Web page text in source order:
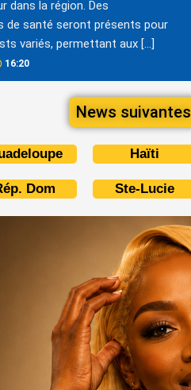
dans la région. Des
de santé seront présents pour
variés, permettant aux […]
16:20
News suivantes
Haïti
Dom Ste-Lucie